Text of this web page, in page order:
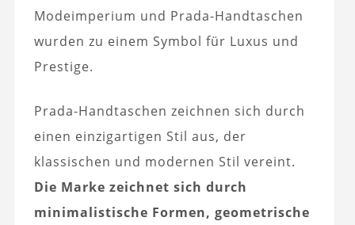
Modeimperium und Prada-Handtaschen
wurden zu einem Symbol für Luxus und
Prestige.
Prada-Handtaschen zeichnen sich durch
einen einzigartigen Stil aus, der
klassischen und modernen Stil vereint.
Die Marke zeichnet sich durch
minimalistische Formen, geometrische